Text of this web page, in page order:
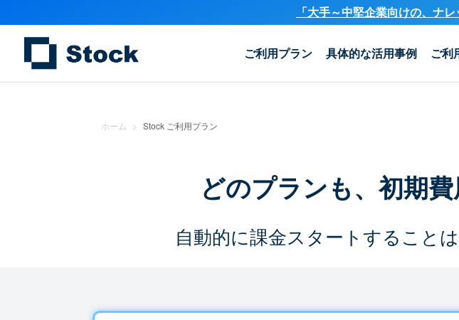
「大手～中堅企業向けの、ナ
ご利用プラン 具体的な活用事例 ご利
ホーム > Stock ご利用プラン
どのプランも、初期
自動的に課金スタートすることは